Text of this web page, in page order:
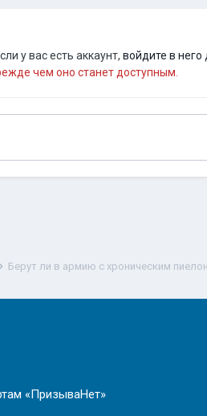
у вас есть аккаунт, войдите в него
чем оно станет доступным.
Берут ли в армию с хроническим
«ПризываНет»